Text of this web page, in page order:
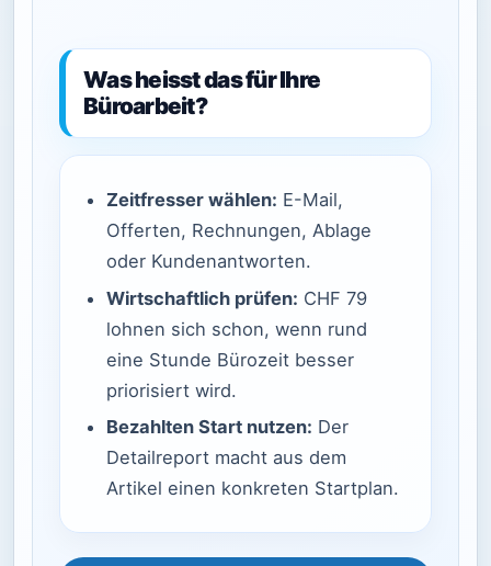
Was heisst das für Ihre
Büroarbeit?
Zeitfresser wählen: E-Mail,
Offerten, Rechnungen, Ablage
oder Kundenantworten.
Wirtschaftlich prüfen: CHF 79
lohnen sich schon, wenn rund
eine Stunde Bürozeit besser
priorisiert wird.
Bezahlten Start nutzen: Der
Detailreport macht aus dem
Artikel einen konkreten Startplan.